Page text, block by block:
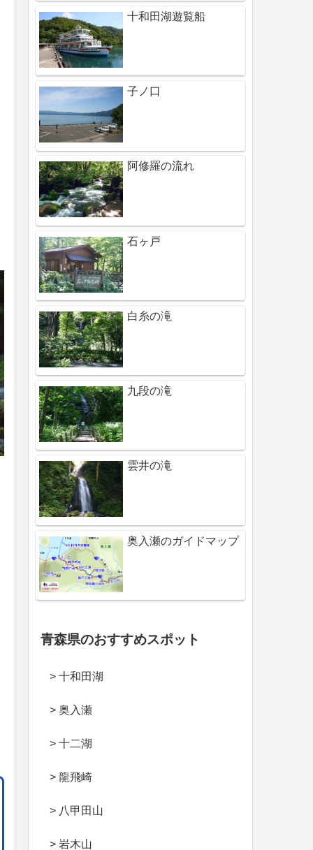
十和田湖遊覧船
子ノ口
阿修羅の流れ
石ヶ戸
白糸の滝
九段の滝
雲井の滝
奥入瀬のガイドマップ
青森県のおすすめスポット
> 十和田湖
> 奥入瀬
> 十二湖
> 龍飛崎
> 八甲田山
> 岩木山